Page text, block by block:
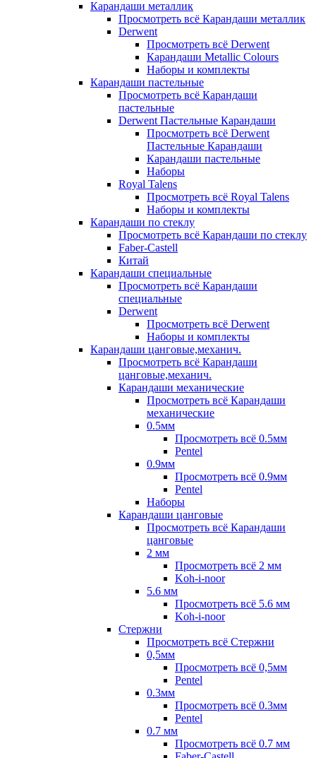
Карандаши металлик
Просмотреть всё Карандаши металлик
Derwent
Просмотреть всё Derwent
Карандаши Metallic Colours
Наборы и комплекты
Карандаши пастельные
Просмотреть всё Карандаши
пастельные
Derwent Пастельные Карандаши
Просмотреть всё Derwent
Пастельные Карандаши
Карандаши пастельные
Наборы
Royal Talens
Просмотреть всё Royal Talens
Наборы и комплекты
Карандаши по стеклу
Просмотреть всё Карандаши по стеклу
Faber-Castell
Китай
Карандаши специальные
Просмотреть всё Карандаши
специальные
Derwent
Просмотреть всё Derwent
Наборы и комплекты
Карандаши цанговые,механич.
Просмотреть всё Карандаши
цанговые,механич.
Карандаши механические
Просмотреть всё Карандаши
механические
0.5мм
Просмотреть всё 0.5мм
Pentel
0.9мм
Просмотреть всё 0.9мм
Pentel
Наборы
Карандаши цанговые
Просмотреть всё Карандаши
цанговые
2 мм
Просмотреть всё 2 мм
Koh-i-noor
5.6 мм
Просмотреть всё 5.6 мм
Koh-i-noor
Стержни
Просмотреть всё Стержни
0,5мм
Просмотреть всё 0,5мм
Pentel
0.3мм
Просмотреть всё 0.3мм
Pentel
0.7 мм
Просмотреть всё 0.7 мм